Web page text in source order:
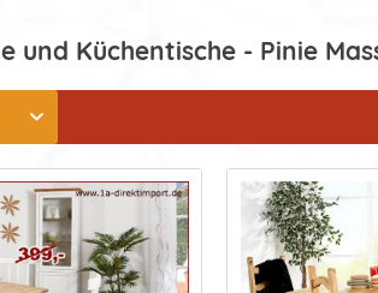
und Küchentische - Pinie